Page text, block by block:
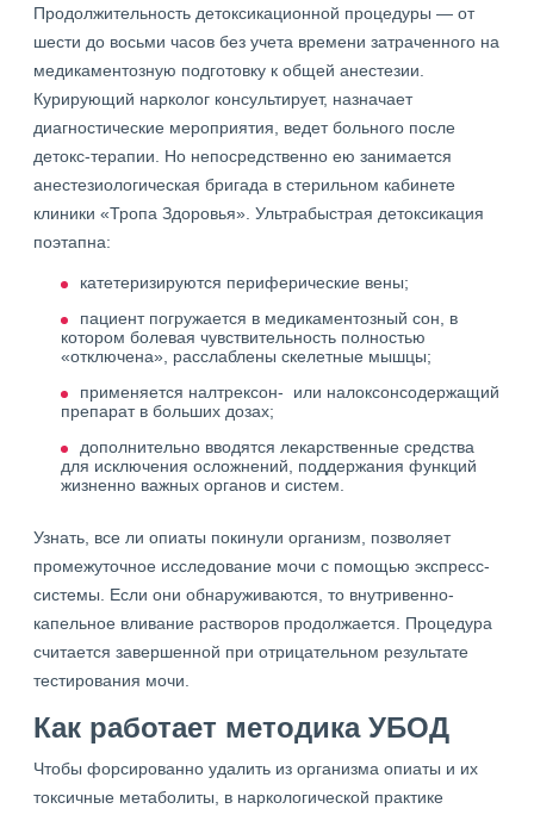
Продолжительность детоксикационной процедуры — от
шести до восьми часов без учета времени затраченного на
медикаментозную подготовку к общей анестезии.
Курирующий нарколог консультирует, назначает
диагностические мероприятия, ведет больного после
детокс-терапии. Но непосредственно ею занимается
анестезиологическая бригада в стерильном кабинете
клиники «Тропа Здоровья». Ультрабыстрая детоксикация
поэтапна:
катетеризируются периферические вены;
пациент погружается в медикаментозный сон, в
котором болевая чувствительность полностью
«отключена», расслаблены скелетные мышцы;
применяется налтрексон- или налоксонсодержащий
препарат в больших дозах;
дополнительно вводятся лекарственные средства
для исключения осложнений, поддержания функций
жизненно важных органов и систем.
Узнать, все ли опиаты покинули организм, позволяет
промежуточное исследование мочи с помощью экспресс-
системы. Если они обнаруживаются, то внутривенно-
капельное вливание растворов продолжается. Процедура
считается завершенной при отрицательном результате
тестирования мочи.
Как работает методика УБОД
Чтобы форсированно удалить из организма опиаты и их
токсичные метаболиты, в наркологической практике